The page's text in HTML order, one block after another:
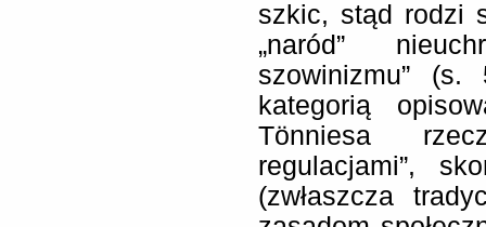
szkic, stąd rodzi
„naród”
szowinizmu”
kategorią
Tönniesa
regulacjami”,
(zwłaszcza